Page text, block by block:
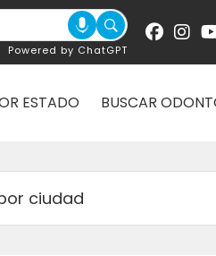
Powered by ChatGPT
ESTADO BUSCAR